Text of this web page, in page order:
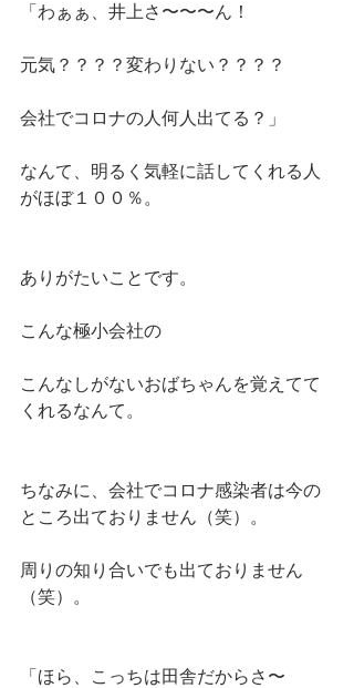
「わぁぁ、井上さ〜〜〜ん！
元気？？？？変わりない？？？？
会社でコロナの人何人出てる？」
なんて、明るく気軽に話してくれる人
がほぼ１００％。
ありがたいことです。
こんな極小会社の
こんなしがないおばちゃんを覚えてて
くれるなんて。
ちなみに、会社でコロナ感染者は今の
ところ出ておりません（笑）。
周りの知り合いでも出ておりません
（笑）。
「ほら、こっちは田舎だからさ〜